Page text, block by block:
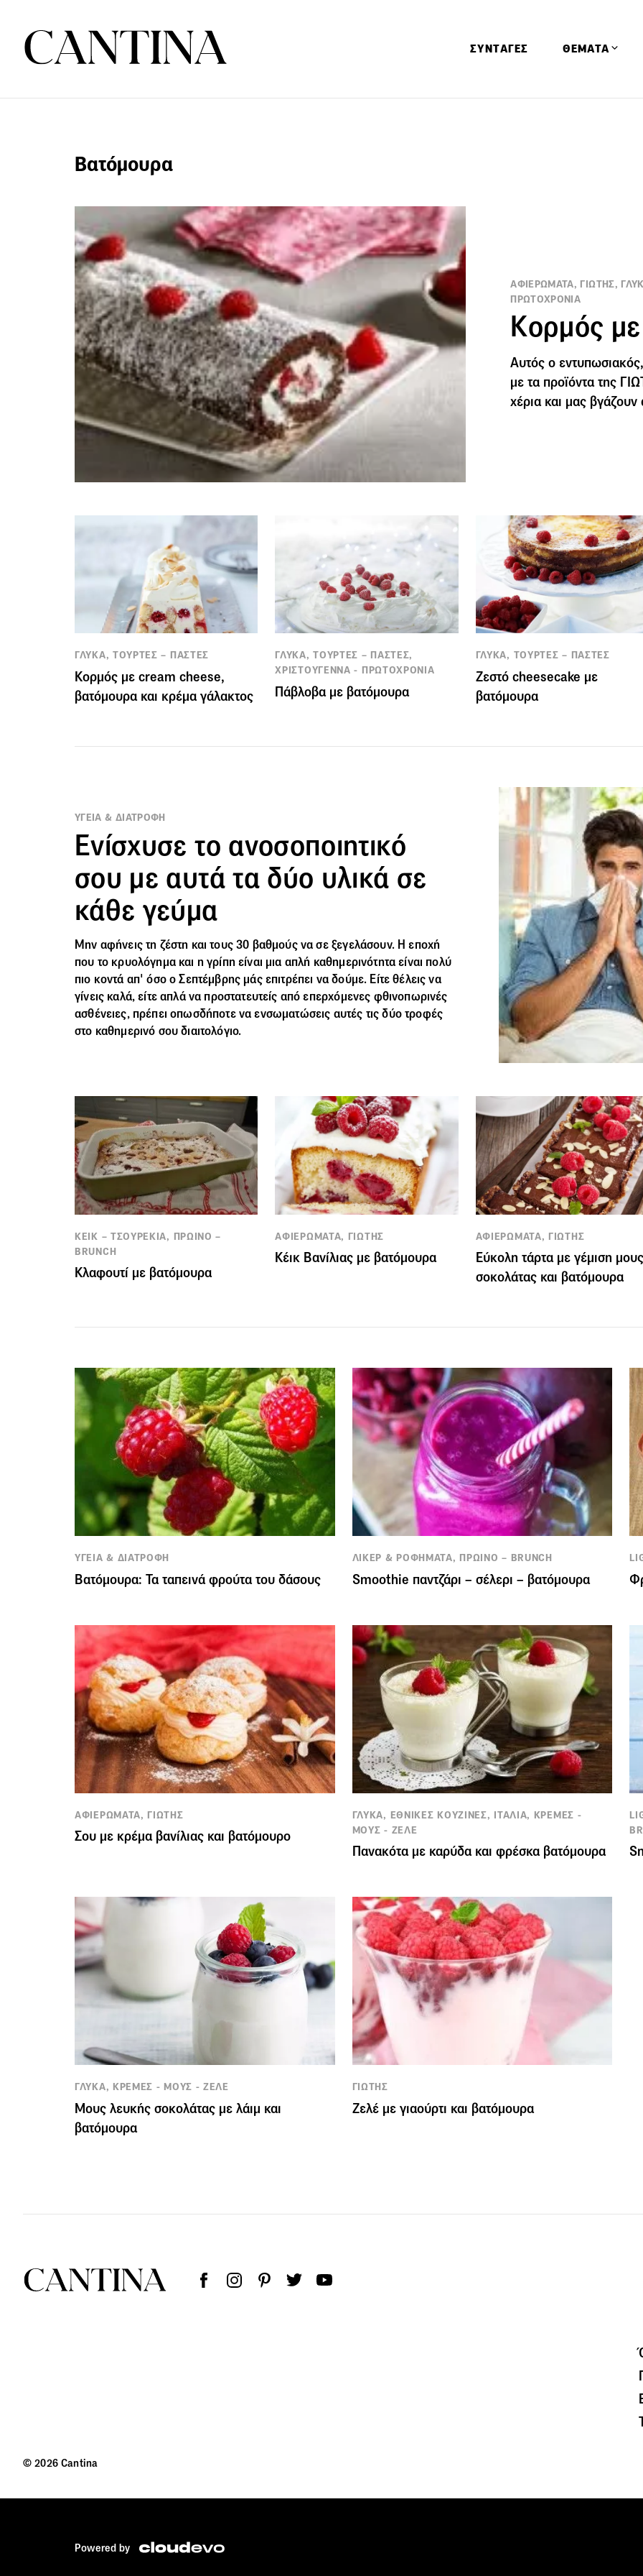
ΣΥΝΤΑΓΕΣ ΘΕΜΑΤΑ
Βατόμουρα
ΑΦΙΕΡΩΜΑΤΑ, ΓΙΩΤΗΣ,
ΠΡΩΤΟΧΡΟΝΙΑ
Κορμός
Αυτός ο
με τα προϊόντα της
χέρια και μας
ΓΛΥΚΑ, ΤΟΥΡΤΕΣ – ΠΑΣΤΕΣ
Κορμός με cream cheese,
βατόμουρα και κρέμα γάλακτος
ΓΛΥΚΑ, ΤΟΥΡΤΕΣ – ΠΑΣΤΕΣ,
ΧΡΙΣΤΟΥΓΕΝΝΑ - ΠΡΩΤΟΧΡΟΝΙΑ
Πάβλοβα με βατόμουρα
ΓΛΥΚΑ, ΤΟΥΡΤΕΣ – ΠΑΣΤΕΣ
Ζεστό cheesecake με
βατόμουρα
ΥΓΕΙΑ & ΔΙΑΤΡΟΦΗ
Ενίσχυσε το ανοσοποιητικό
σου με αυτά τα δύο υλικά σε
κάθε γεύμα
Μην αφήνεις τη ζέστη και τους 30 βαθμούς να σε ξεγελάσουν. Η εποχή
που το κρυολόγημα και η γρίπη είναι μια απλή καθημερινότητα είναι πολύ
πιο κοντά απ' όσο ο Σεπτέμβρης μάς επιτρέπει να δούμε. Είτε θέλεις να
γίνεις καλά, είτε απλά να προστατευτείς από επερχόμενες φθινοπωρινές
ασθένειες, πρέπει οπωσδήποτε να ενσωματώσεις αυτές τις δύο τροφές
στο καθημερινό σου διαιτολόγιο.
ΚΕΙΚ – ΤΣΟΥΡΕΚΙΑ, ΠΡΩΙΝΟ –
BRUNCH
Κλαφουτί με βατόμουρα
ΑΦΙΕΡΩΜΑΤΑ, ΓΙΩΤΗΣ
Κέικ Βανίλιας με βατόμουρα
ΑΦΙΕΡΩΜΑΤΑ, ΓΙΩΤΗΣ
Εύκολη τάρτα με γέμιση μους
σοκολάτας και βατόμουρα
ΥΓΕΙΑ & ΔΙΑΤΡΟΦΗ
Βατόμουρα: Τα ταπεινά φρούτα του δάσους
ΛΙΚΕΡ & ΡΟΦΗΜΑΤΑ, ΠΡΩΙΝΟ – BRUNCH
Smoothie παντζάρι – σέλερι – βατόμουρα
ΑΦΙΕΡΩΜΑΤΑ, ΓΙΩΤΗΣ
Σου με κρέμα βανίλιας και βατόμουρο
ΓΛΥΚΑ, ΕΘΝΙΚΕΣ ΚΟΥΖΙΝΕΣ, ΙΤΑΛΙΑ, ΚΡΕΜΕΣ -
ΜΟΥΣ - ΖΕΛΕ
Πανακότα με καρύδα και φρέσκα βατόμουρα
ΓΛΥΚΑ, ΚΡΕΜΕΣ - ΜΟΥΣ - ΖΕΛΕ
Μους λευκής σοκολάτας με λάιμ και
βατόμουρα
ΓΙΩΤΗΣ
Ζελέ με γιαούρτι και βατόμουρα
© 2026 Cantina
Powered by